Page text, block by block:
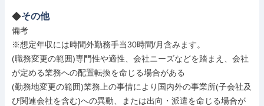
その他
備考
※想定年収には時間外勤務手当30時間/月含みます。
(職務変更の範囲)専門性や適性、会社ニーズなどを踏まえ、会社
が定める業務への配置転換を命じる場合がある
(勤務地変更の範囲)業務上の事情により国内外の事業所(子会社及
び関連会社を含む)への異動、または出向・派遣を命じる場合が